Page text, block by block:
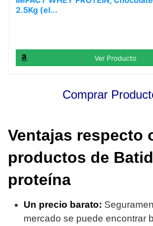
2.5Kg (el...
Ver Producto
Comprar
Ventajas respecto
productos de
proteína
Un precio barato:
mercado se puede encontrar